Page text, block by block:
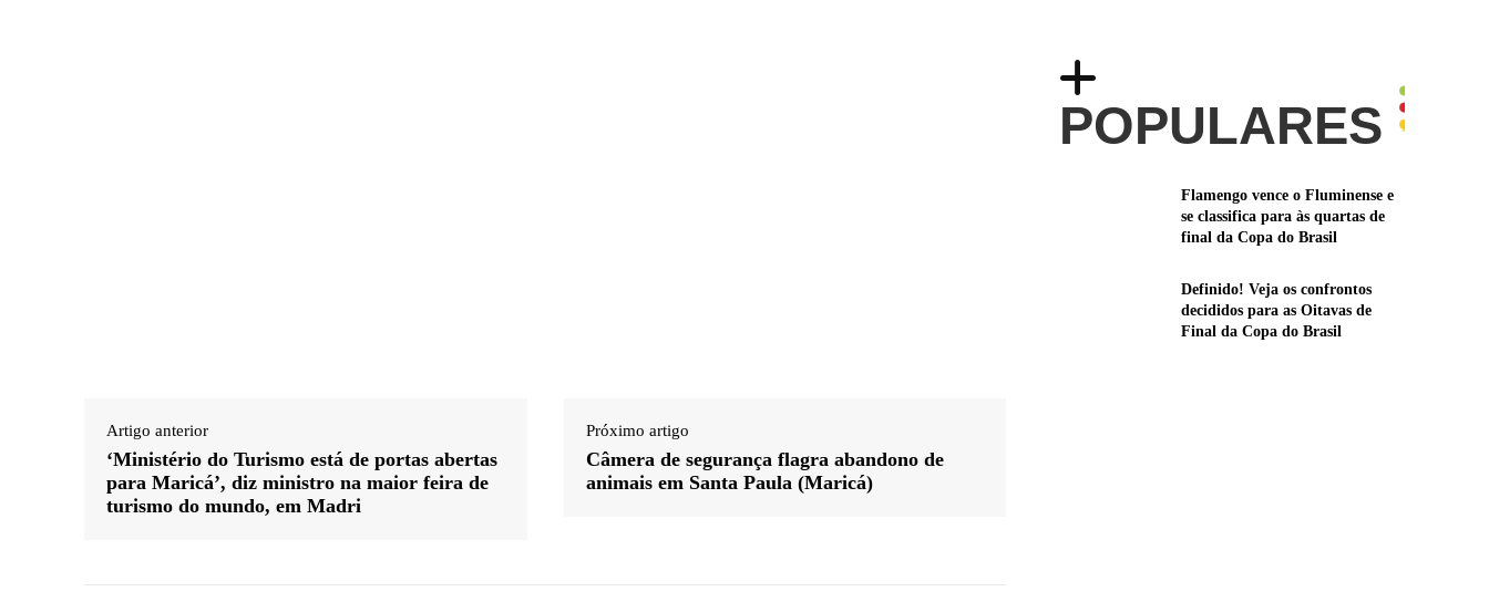
Artigo anterior
‘Ministério do Turismo está de portas abertas
para Maricá’, diz ministro na maior feira de
turismo do mundo, em Madri
Próximo artigo
Câmera de segurança flagra abandono de
animais em Santa Paula (Maricá)
POPULARES
Flamengo vence o Fluminense e
se classifica para às quartas de
final da Copa do Brasil
Definido! Veja os confrontos
decididos para as Oitavas de
Final da Copa do Brasil